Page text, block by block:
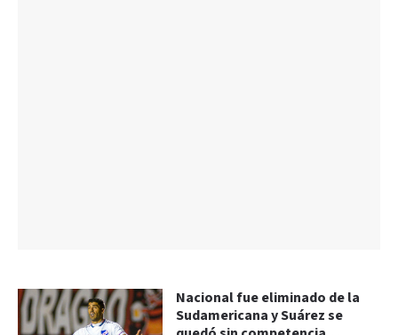
Nacional fue eliminado de la
Sudamericana y Suárez se